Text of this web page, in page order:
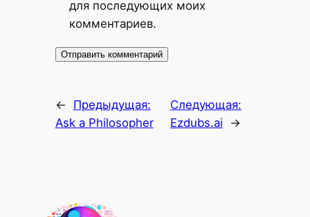
для последующих моих
комментариев.
←
Предыдущая:
Ask a Philosopher
Следующая:
Ezdubs.ai
→